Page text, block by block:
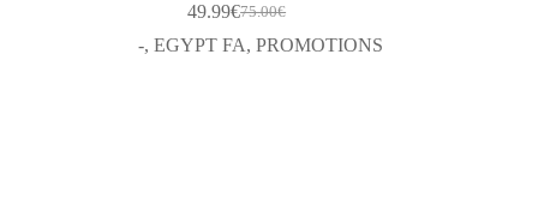
75.00€
Le
prix
49.99€Le
prix
-,EGYPT FA,PROMOTIONS